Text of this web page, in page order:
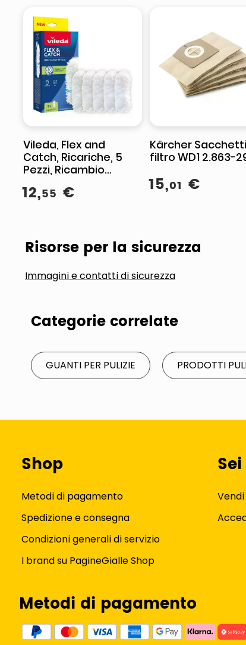
Vileda, Flex and
Catch, Ricariche, 5
Pezzi, Ricambio
morbida
12,55 €
Kärcher Sacchetti
filtro WD1 2.863-
15,01 €
Risorse per la sicurezza
Immagini e contatti di sicurezza
Categorie correlate
GUANTI PER PULIZIE PRODOTTI
Shop
Metodi di pagamento
Spedizione e consegna
Condizioni generali di servizio
I brand su PagineGialle Shop
Metodi di pagamento